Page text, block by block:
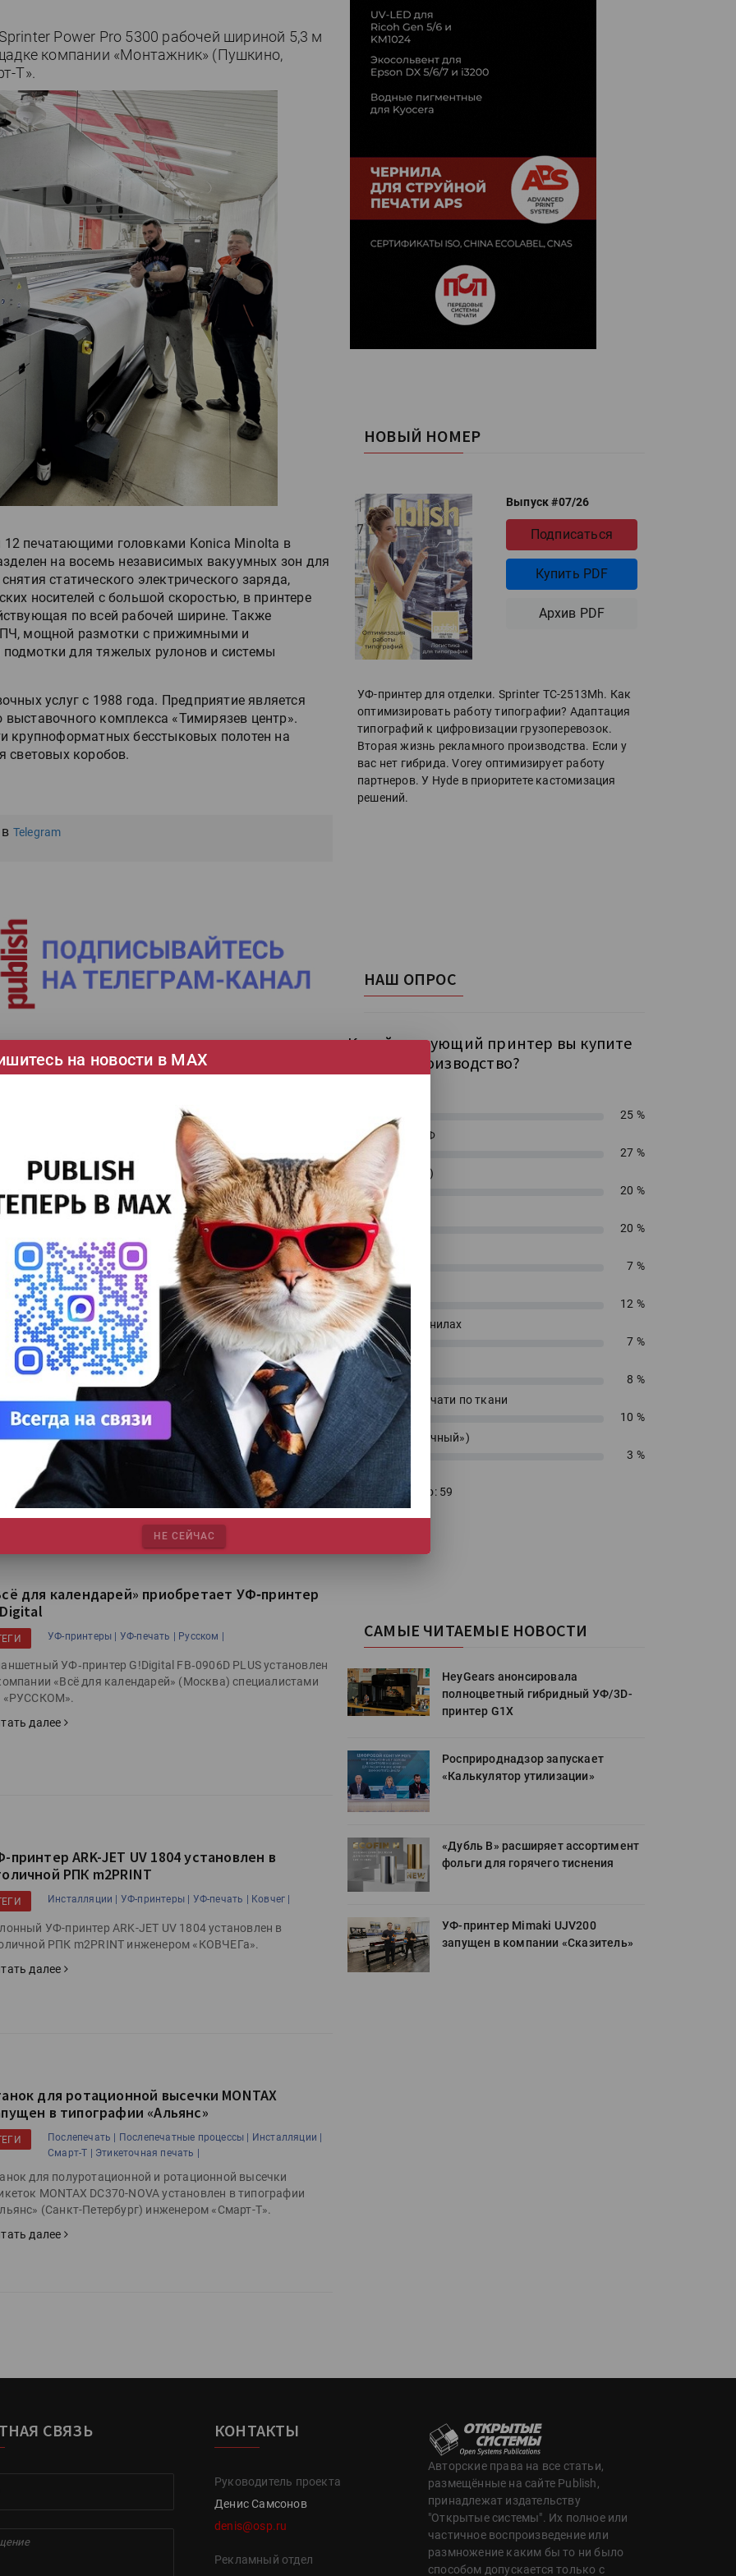
Power Pro 5300 рабочей шириной 5,3 м
компании «Монтажник» (Пушкино,
Т».
12 печатающими головками Konica Minolta в
на восемь независимых вакуумных зон для
статического электрического заряда,
носителей с большой скоростью, в принтере
по всей рабочей ширине. Также
мощной размотки с прижимными и
для тяжелых рулонов и системы
услуг с 1988 года. Предприятие является
комплекса «Тимирязев центр».
крупноформатных бесстыковых полотен на
световых коробов.
Telegram
для выборочного УФ-лакирования Infiniti
в типографии «Студио-принт»
Лакирование | УФ-печать |
печать |
Технопринт |
принтер для выборочного УФ-лакирования
UV FY-9060G установлен в столичной типографии
принт» специалистами «ТехноПринт».
далее
анонсировала полноцветный
УФ/3D-принтер G1X
УФ-принтеры | 3D-принтеры |
гибридные технологии |
УФ-печать | 3D-печать |
в 2015 году в Гуанчжоу (КНР) HeyGears
полноцветный настольный гибридный УФ/3D-
G1X в рамках краудфандинговой кампании на
Kickstarter.
далее
для календарей» приобретает УФ‑принтер
УФ-принтеры | УФ-печать | Русском |
УФ‑принтер G!Digital FB‑0906D PLUS установлен
«Всё для календарей» (Москва) специалистами
«РУССКОМ».
далее
принтер ARK-JET UV 1804 установлен в
РПК m2PRINT
Инсталляции | УФ-принтеры | УФ-печать | Ковчег |
УФ-принтер ARK-JET UV 1804 установлен в
РПК m2PRINT инженером «КОВЧЕГа».
далее
для ротационной высечки MONTAX
в типографии «Альянс»
Послепечать | Послепечатные процессы | Инсталляции |
Смарт-Т | Этикеточная печать |
для полуротационной и ротационной высечки
MONTAX DC370-NOVA установлен в типографии
(Санкт-Петербург) инженером «Смарт-Т».
далее
НОВЫЙ НОМЕР
Выпуск #07/26
Подписаться
Купить PDF
Архив PDF
УФ-принтер для отделки. Sprinter ТС-2513Mh. Как
оптимизировать работу типографии? Адаптация
типографий к цифровизации грузоперевозок.
Вторая жизнь рекламного производства. Если у
вас нет гибрида. Vorey оптимизирует работу
партнеров. У Hyde в приоритете кастомизация
решений.
НАШ ОПРОС
Какой следующий принтер вы купите
себе на производство?
25 %
Сувенирный УФ
27%
27 %
ДТФ (текстиль)
20%
20 %
УФ ДТФ
20%
20 %
Латекс
7%
7 %
Экосольвент
12%
12 %
На водных чернилах
7%
7 %
Сублимацию
8%
8 %
Для прямой печати по ткани
10%
10 %
ДТГ («футболочный»)
3% 3 %
Проголосовало: 59
САМЫЕ ЧИТАЕМЫЕ НОВОСТИ
3D-
HeyGears анонсировала
фольги для горячего тиснения
УФ-принтер Mimaki UJV200
запущен в компании «Сказитель»
HeyGears анонсировала
полноцветный гибридный УФ/3D-
принтер G1X
Росприроднадзор запускает
«Калькулятор утилизации»
«Дубль В» расширяет ассортимент
фольги для горячего тиснения
УФ-принтер Mimaki UJV200
запущен в компании «Сказитель»
СВЯЗЬ КОНТАКТЫ
Руководитель проекта
Денис Самсонов
denis@osp.ru
Рекламный отдел
Авторские права на все статьи,
размещённые на сайте Publish,
принадлежат издательству
"Открытые системы". Их полное или
частичное воспроизведение или
размножение каким бы то ни было
способом допускается только с
на новости в МАХ
НЕ СЕЙЧАС